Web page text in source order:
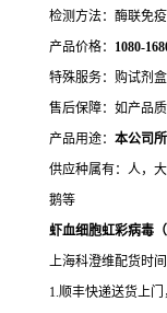
检测方法：酶联免
产品价格： 1080-
特殊服务：购试剂
售后保障：如产品
产品用途： 本公司
供应种属有：人，
鹅等
虾血细胞虹彩病毒
上海科澄维配货时
1.顺丰快递送货上